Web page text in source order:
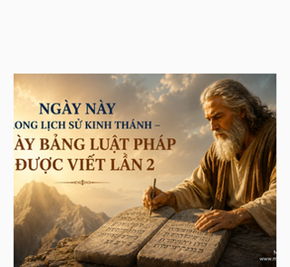
Ani Maamin - "Tôi tin" vào mỗi ngày sau
các buổi cầu nguyện buổi sáng trong nhà
hội. 1. Tôi tin tưởng với đức tin tuyệt đối
rằng Đức Chúa Trời là Đấng Tạo Hóa,
Chúc tụng Danh Ngài, Chính Ngài là Đấng
Tạo Hóa và Chỉ dẫn mọi thứ đã được